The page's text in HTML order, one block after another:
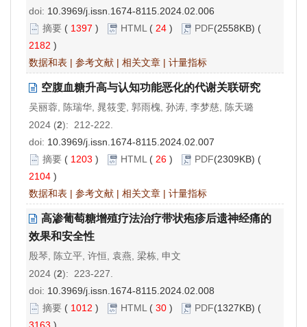
doi: 10.3969/j.issn.1674-8115.2024.02.006
摘要 ( 1397 ) HTML ( 24 ) PDF(2558KB) (
2182 )
数据和表 | 参考文献 | 相关文章 | 计量指标
空腹血糖升高与认知功能恶化的代谢关联研究
吴丽蓉, 陈瑞华, 晁筱雯, 郭雨槐, 孙涛, 李梦慈, 陈天璐
2024 (2): 212-222.
doi: 10.3969/j.issn.1674-8115.2024.02.007
摘要 ( 1203 ) HTML ( 26 ) PDF(2309KB) (
2104 )
数据和表 | 参考文献 | 相关文章 | 计量指标
高渗葡萄糖增殖疗法治疗带状疱疹后遗神经痛的
效果和安全性
殷琴, 陈立平, 许恒, 袁燕, 梁栋, 申文
2024 (2): 223-227.
doi: 10.3969/j.issn.1674-8115.2024.02.008
摘要 ( 1012 ) HTML ( 30 ) PDF(1327KB) (
3163 )